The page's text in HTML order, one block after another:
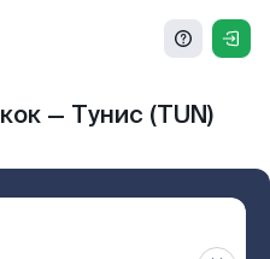
— Тунис (TUN)